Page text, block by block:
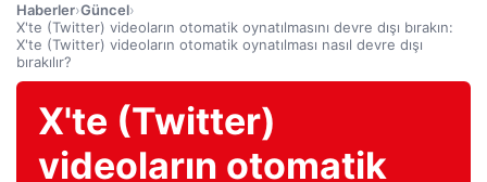
Haberler›Güncel›
X'te (Twitter) videoların otomatik oynatılmasını devre dışı bırakın:
X'te (Twitter) videoların otomatik oynatılması nasıl devre dışı
bırakılır?
X'te (Twitter)
videoların otomatik